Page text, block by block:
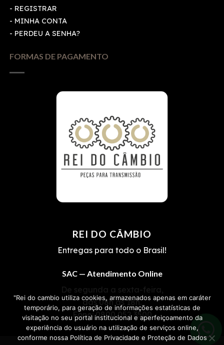
- REGISTRAR
- MINHA CONTA
- PERDEU A SENHA?
FORMAS DE PAGAMENTO
REI DO CÂMBIO
Entregas para todo o Brasil!
SAC — Atendimento Online
De segunda a sexta-feira,
das 08h às 18h.
Fone:0800 052 3500
"Rei do cambio utiliza cookies, armazenados apenas em caráter
temporário, para geração de informações estatísticas de
visitação no seu portal institucional e aperfeiçoamento da
experiência do usuário na utilização de serviços online,
conforme nossa Política de Privacidade e Proteção de Dados